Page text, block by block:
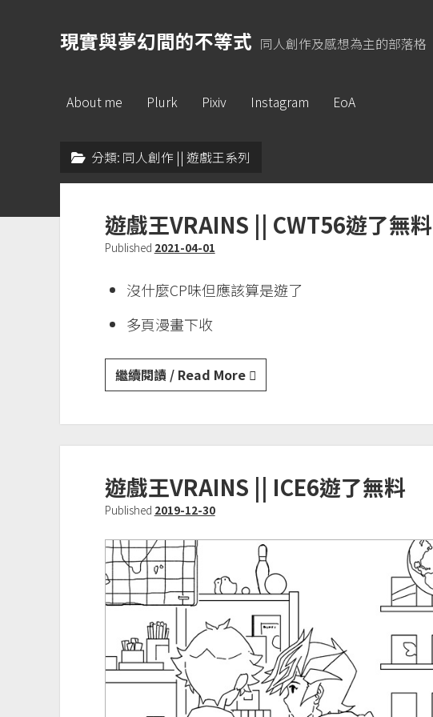
現實與夢幻間的不等式 同人創作及感想為主的部落格
About me Plurk Pixiv Instagram EoA
分類: 同人創作 || 遊戲王系列
遊戲王VRAINS || CWT56遊了無料
Published 2021-04-01
沒什麼CP味但應該算是遊了
多頁漫畫下收
繼續閱讀 / Read More遊
戲
CWT56
遊
料
遊戲王VRAINS || ICE6遊了無料
Published 2019-12-30